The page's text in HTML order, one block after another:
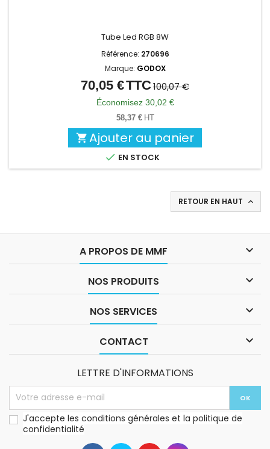
Tube Led RGB 8W
Référence: 270696
Marque: GODOX
Prix
Prix
de
base
70,05 €TTC100,07 €
Économisez 30,02 €
58,37 € HT
 Ajouter au panier
 EN STOCK
RETOUR EN HAUT 
A PROPOS DE MMF 
NOS PRODUITS 
NOS SERVICES 
CONTACT 
LETTRE D'INFORMATIONS
J'accepte les conditions générales et la politique de
confidentialité